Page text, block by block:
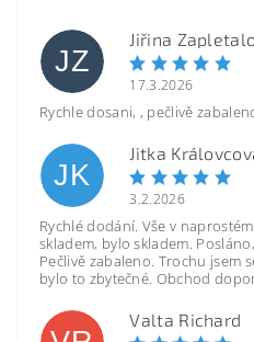
JZ
Jiřina
17.3.2026
Rychle dosani, , pečlivě
JK
Jitka
3.2.2026
Rychlé dodání. Vše v
skladem, bylo skladem.
Pečlivě zabaleno. Trochu jsem
bylo to zbytečné. Obchod
Valta Richard